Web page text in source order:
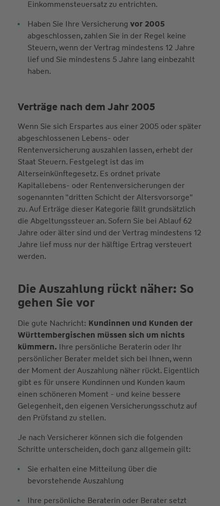
Einkommensteuersatz zu entrichten.
Haben Sie Ihre Versicherung vor 2005
abgeschlossen, zahlen Sie in der Regel keine
Steuern, wenn der Vertrag mindestens 12 Jahre
lief und Sie mindestens 5 Jahre lang einbezahlt
haben.
Verträge nach dem Jahr 2005
Wenn Sie sich Erspartes aus einer 2005 oder später
abgeschlossenen Lebens- oder
Rentenversicherung auszahlen lassen, erhebt der
Staat Steuern. Festgelegt ist das im
Alterseinkünftegesetz. Es ordnet private
Kapitallebens- oder Rentenversicherungen der
sogenannten "dritten Schicht der Altersvorsorge"
zu. Auf Erträge dieser Kategorie fällt grundsätzlich
die Abgeltungssteuer an. Sofern Sie bei Ablauf 62
Jahre oder älter sind und der Vertrag mindestens 12
Jahre lief muss nur der hälftige Ertrag versteuert
werden.
Die Auszahlung rückt näher: So
gehen Sie vor
Die gute Nachricht: Kundinnen und Kunden der
Württembergischen müssen sich um nichts
kümmern. Ihre persönliche Beraterin oder Ihr
persönlicher Berater meldet sich bei Ihnen, wenn
der Moment der Auszahlung näher rückt. Eigentlich
gibt es für unsere Kundinnen und Kunden kaum
einen schöneren Moment - und keine bessere
Gelegenheit, den eigenen Versicherungsschutz auf
den Prüfstand zu stellen.
Je nach Versicherer können sich die folgenden
Schritte unterscheiden, doch ganz allgemein gilt:
Sie erhalten eine Mitteilung über die
bevorstehende Auszahlung
Ihre persönliche Beraterin oder Berater setzt